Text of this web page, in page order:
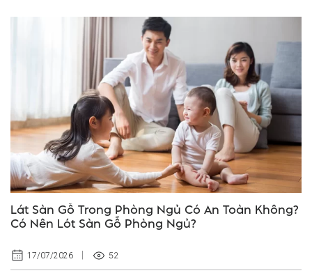
Lát Sàn Gỗ Trong Phòng Ngủ Có An Toàn Không?
Có Nên Lót Sàn Gỗ Phòng Ngủ?
17/07/2026 52